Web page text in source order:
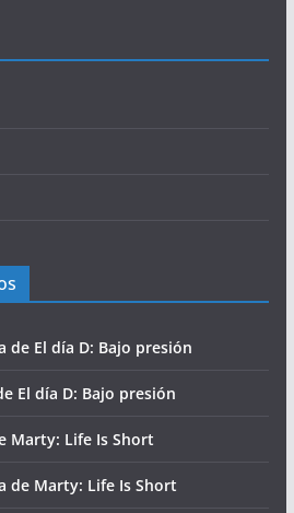
de El día D: Bajo presión
El día D: Bajo presión
Marty: Life Is Short
de Marty: Life Is Short